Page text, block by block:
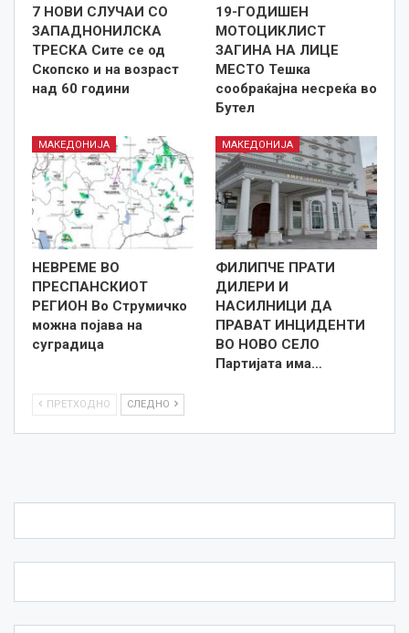
7 НОВИ СЛУЧАИ СО
ЗАПАДНОНИЛСКА
ТРЕСКА Сите се од
Скопско и на возраст
над 60 години
19-ГОДИШЕН
МОТОЦИКЛИСТ
ЗАГИНА НА ЛИЦЕ
МЕСТО Тешка
сообраќајна несреќа во
Бутел
МАКЕДОНИЈА
НЕВРЕМЕ ВО
ПРЕСПАНСКИОТ
РЕГИОН Во Струмичко
можна појава на
суградица
МАКЕДОНИЈА
ФИЛИПЧЕ ПРАТИ
ДИЛЕРИ И
НАСИЛНИЦИ ДА
ПРАВАТ ИНЦИДЕНТИ
ВО НОВО СЕЛО
Партијата има…
ПРЕТХОДНО СЛЕДНО